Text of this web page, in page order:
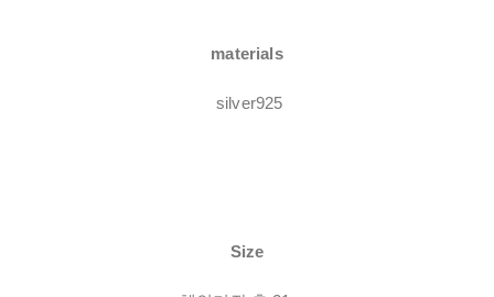
materials
silver925
Size